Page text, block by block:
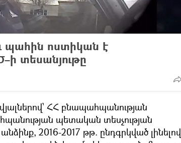
պահին ոստիկան է
տեսանյութը
ՀՀ բնապահպանության
պետական տեսչության
2016-2017 թթ. ընդգրկված լինելով